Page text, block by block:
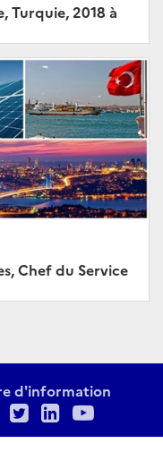
Turquie, 2018 à
Chef du Service
d'information
TwitterLinkedIn